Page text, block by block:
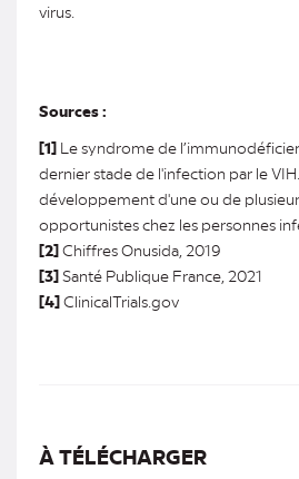
virus.
Sources :
[1] Le syndrome de
dernier stade de l'infection par le
développement d'une ou de
opportunistes chez les personnes
[2]Chiffres Onusida, 2019
[3]Santé Publique France, 2021
[4]ClinicalTrials.gov
À TÉLÉCHARGER